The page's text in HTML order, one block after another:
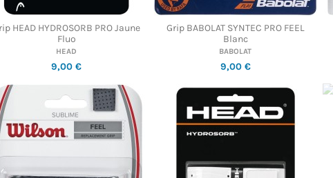
HEAD HYDROSORB PRO Jaune
Fluo
HEAD
9,00 €
Grip BABOLAT SYNTEC PRO FEEL
Blanc
BABOLAT
9,00 €